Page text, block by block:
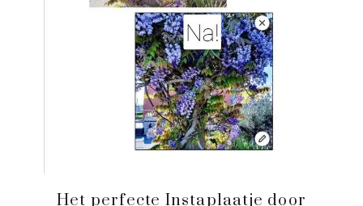
Het perfecte Instaplaatje door